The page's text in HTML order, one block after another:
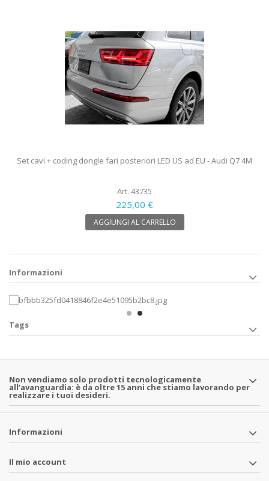
Set cavi + coding dongle fari posteriori LED US ad EU - Audi Q7 4M
Art. 43735
225,00 €
AGGIUNGI AL CARRELLO
Informazioni
Tags
Non vendiamo solo prodotti tecnologicamente
all’avanguardia: è da oltre 15 anni che stiamo lavorando per
realizzare i tuoi desideri.
Informazioni
Il mio account